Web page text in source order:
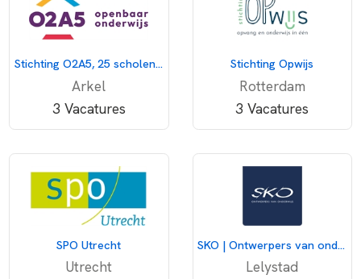
Stichting O2A5, 25 scholen voor openbaar onderwijs
Arkel
3 Vacatures
Stichting Opwijs
Rotterdam
3 Vacatures
SPO Utrecht
Utrecht
SKO | Ontwerpers van onderwijs
Lelystad